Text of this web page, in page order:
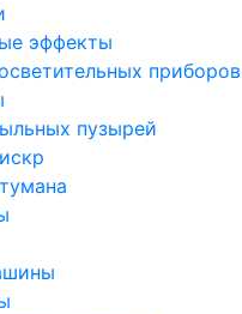
эффекты
приборов
пузырей